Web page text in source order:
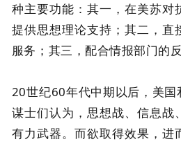
种主要功能：其一，在美苏对
提供思想理论支持；其二，直
服务；其三，配合情报部门的反
20世纪60年代中期以后，美国
谋士们认为，思想战、信息战
有力武器。而欲取得效果，进